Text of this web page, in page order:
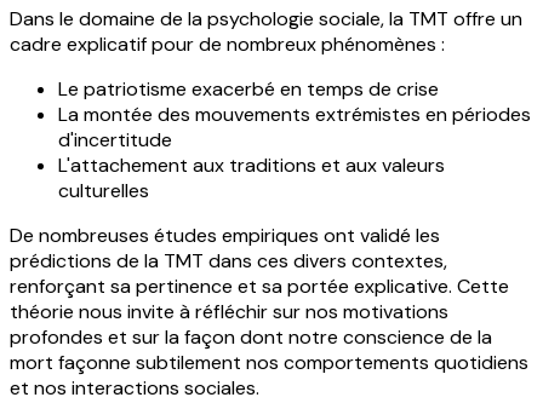
Dans le domaine de la psychologie sociale, la TMT offre un
cadre explicatif pour de nombreux phénomènes :
Le patriotisme exacerbé en temps de crise
La montée des mouvements extrémistes en périodes
d'incertitude
L'attachement aux traditions et aux valeurs
culturelles
De nombreuses études empiriques ont validé les
prédictions de la TMT dans ces divers contextes,
renforçant sa pertinence et sa portée explicative. Cette
théorie nous invite à réfléchir sur nos motivations
profondes et sur la façon dont notre conscience de la
mort façonne subtilement nos comportements quotidiens
et nos interactions sociales.